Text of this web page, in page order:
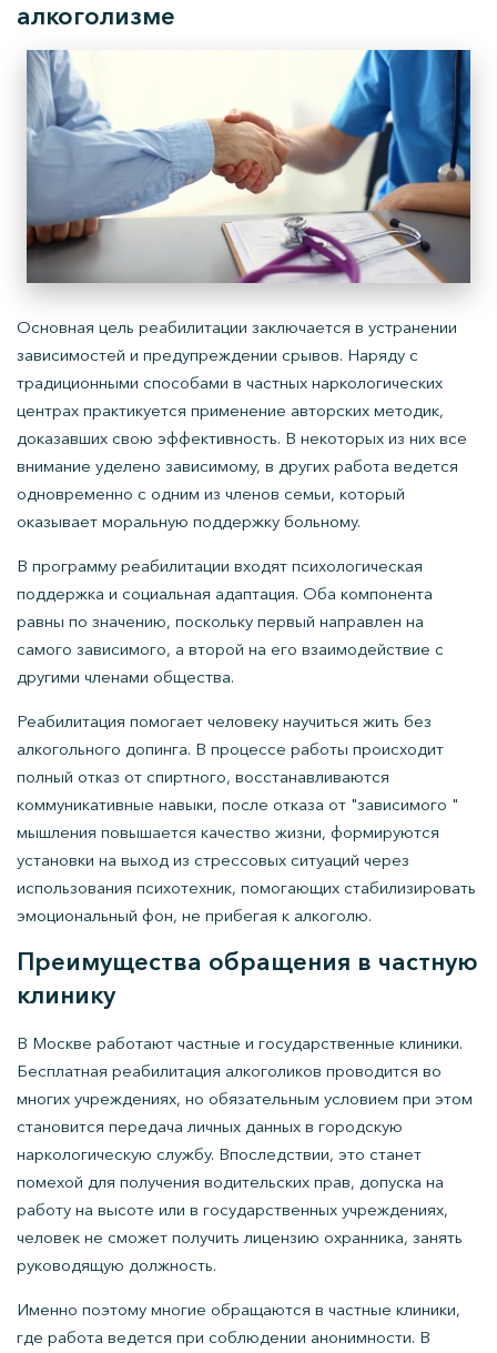
алкоголизме
Основная цель реабилитации заключается в устранении
зависимостей и предупреждении срывов. Наряду с
традиционными способами в частных наркологических
центрах практикуется применение авторских методик,
доказавших свою эффективность. В некоторых из них все
внимание уделено зависимому, в других работа ведется
одновременно с одним из членов семьи, который
оказывает моральную поддержку больному.
В программу реабилитации входят психологическая
поддержка и социальная адаптация. Оба компонента
равны по значению, поскольку первый направлен на
самого зависимого, а второй на его взаимодействие с
другими членами общества.
Реабилитация помогает человеку научиться жить без
алкогольного допинга. В процессе работы происходит
полный отказ от спиртного, восстанавливаются
коммуникативные навыки, после отказа от "зависимого "
мышления повышается качество жизни, формируются
установки на выход из стрессовых ситуаций через
использования психотехник, помогающих стабилизировать
эмоциональный фон, не прибегая к алкоголю.
Преимущества обращения в частную
клинику
В Москве работают частные и государственные клиники.
Бесплатная реабилитация алкоголиков проводится во
многих учреждениях, но обязательным условием при этом
становится передача личных данных в городскую
наркологическую службу. Впоследствии, это станет
помехой для получения водительских прав, допуска на
работу на высоте или в государственных учреждениях,
человек не сможет получить лицензию охранника, занять
руководящую должность.
Именно поэтому многие обращаются в частные клиники,
где работа ведется при соблюдении анонимности. В